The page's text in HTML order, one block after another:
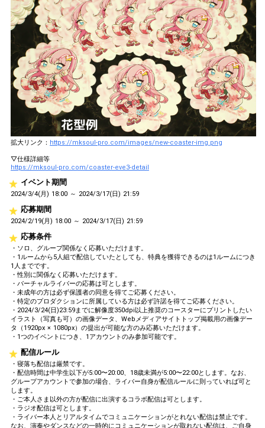
拡大リンク： https://mksoul-pro.com/images/new-coaster-img.png
▽仕様詳細等
https://mksoul-pro.com/coaster-eve3-detail
イベント期間
2024/3/4(月) 18:00 ～ 2024/3/17(日) 21:59
応募期間
2024/2/19(月) 18:00 ～ 2024/3/17(日) 21:59
応募条件
・ソロ、グループ関係なく応募いただけます。
・1ルームから5人組で配信していたとしても、特典を獲得できるのは1ルームにつき
1人までです。
・性別に関係なく応募いただけます。
・バーチャルライバーの応募は可とします。
・未成年の方は必ず保護者の同意を得てご応募ください。
・特定のプロダクションに所属している方は必ず許諾を得てご応募ください。
・2024/3/24(日)23:59までに解像度350dpi以上推奨のコースターにプリントしたい
イラスト（写真も可）の画像データ、Webメディアサイトトップ掲載用の画像デー
タ（1920px × 1080px）の提出が可能な方のみ応募いただけます。
・1つのイベントにつき、1アカウントのみ参加可能です。
配信ルール
・寝落ち配信は厳禁です。
・配信時間は中学生以下が5:00〜20:00、18歳未満が5:00〜22:00とします。なお、
グループアカウントで参加の場合、ライバー自身が配信ルールに則っていれば可と
します。
・ご本人さま以外の方が配信に出演するコラボ配信は可とします。
・ラジオ配信は可とします。
・ライバー本人とリアルタイムでコミュニケーションがとれない配信は禁止です。
なお、演奏やダンスなどの一時的にコミュニケーションが取れない配信は、ご自身